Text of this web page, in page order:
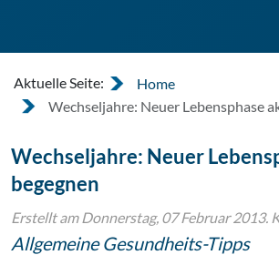
Aktuelle Seite:
Home
Wechseljahre: Neuer Lebensphase
Wechseljahre: Neuer
begegnen
Erstellt am Donnerstag, 07 Februar 2013.
Allgemeine Gesundheits-Tipps